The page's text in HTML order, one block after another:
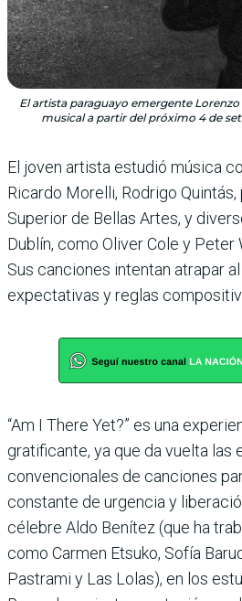
El artista paraguayo emergente
musical a partir del próximo 4 de
El joven artista estudió música
Ricardo Morelli, Rodrigo
Superior de Bellas Artes, y
Dublín, como Oliver Cole y Peter
Sus canciones intentan atrapar
expectativas y reglas
“Am I There Yet?” es una
gratificante, ya que da vuelta las
convencionales de canciones
constante de urgencia y
célebre Aldo Benítez (que ha
como Carmen Etsuko, Sofía
Pastrami y Las Lolas), en los